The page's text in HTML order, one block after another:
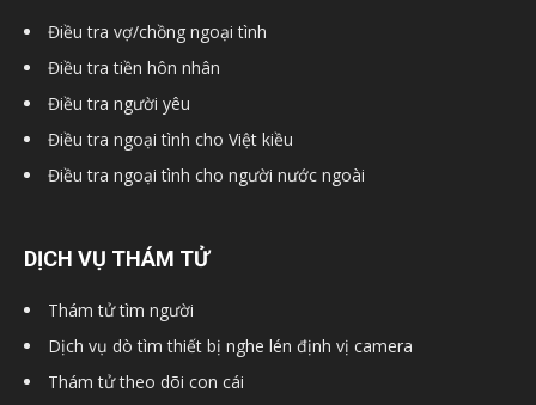
phòng
Điều tra vợ/chồng ngoại tình
Điều tra tiền hôn nhân
Điều tra người yêu
Điều tra ngoại tình cho Việt kiều
Điều tra ngoại tình cho người nước ngoài
DỊCH VỤ THÁM TỬ
Thám tử tìm người
Dịch vụ dò tìm thiết bị nghe lén định vị camera
Thám tử theo dõi con cái